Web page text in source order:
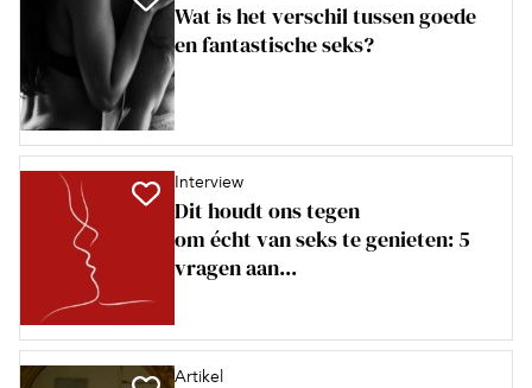
Wat is het verschil tussen goede
en fantastische seks?
Interview
Dit houdt ons tegen
om écht van seks te genieten: 5
vragen aan...
Artikel